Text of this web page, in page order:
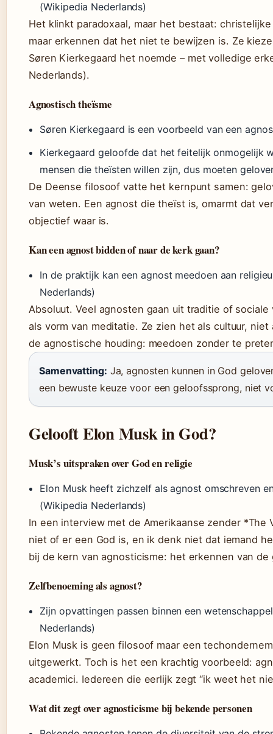
(Wikipedia Nederlands)
Het klinkt paradoxaal, maar het bestaat:
maar erkennen dat het niet te bewijzen is. Ze
Søren Kierkegaard het noemde – met volledige
Nederlands).
Agnostisch theïsme
Søren Kierkegaard is een voorbeeld van een
Kierkegaard geloofde dat het feitelijk onmogelijk
mensen die theïsten willen zijn, dus moeten
De Deense filosoof vatte het kernpunt samen:
van weten. Een agnost die theïst is, omarmt dat
objectief waar is.
Kan een agnost bidden of naar de kerk gaan?
In de praktijk kan een agnost meedoen aan
Nederlands)
Absoluut. Veel agnosten gaan uit traditie of
als vorm van meditatie. Ze zien het als cultuur,
de agnostische houding: meedoen zonder te
Samenvatting: Ja, agnosten kunnen in God
een bewuste keuze voor een geloofssprong, niet
Gelooft Elon Musk in God?
Musk’s uitspraken over God en religie
Elon Musk heeft zichzelf als agnost omschreven
(Wikipedia Nederlands)
In een interview met de Amerikaanse zender *The
niet of er een God is, en ik denk niet dat iemand
bij de kern van agnosticisme: het erkennen van
Zelfbenoeming als agnost?
Zijn opvattingen passen binnen een
Nederlands)
Elon Musk is geen filosoof maar een
uitgewerkt. Toch is het een krachtig voorbeeld:
academici. Iedereen die eerlijk zegt “ik weet het
Wat dit zegt over agnosticisme bij bekende personen